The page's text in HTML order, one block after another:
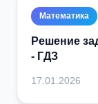
Математика
Решение
- ГДЗ
17.01.2026